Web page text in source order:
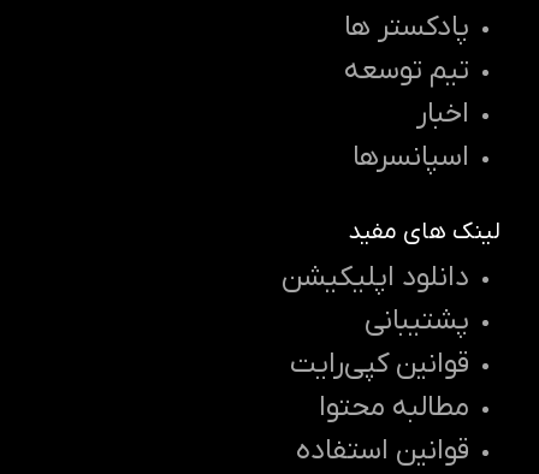
پادکستر ها
تیم توسعه
اخبار
اسپانسرها
لینک های مفید
دانلود اپلیکیشن
پشتیبانی
قوانین کپی‌رایت
مطالبه محتوا
قوانین استفاده